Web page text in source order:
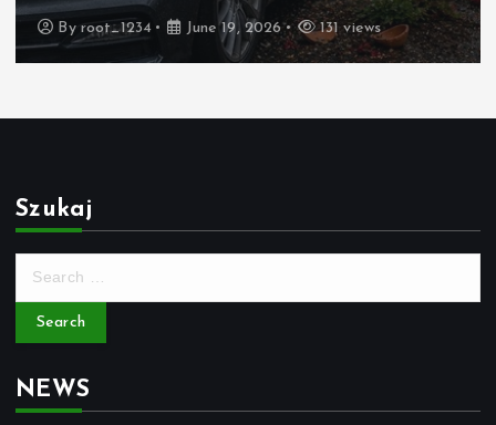
By root_1234 June 19, 2026 131 views
Szukaj
r
h
f
NEWS